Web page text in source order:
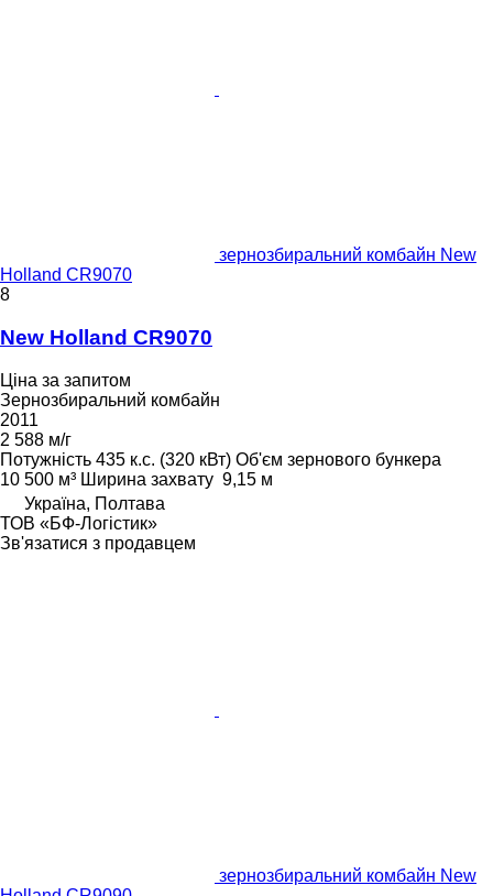
зернозбиральний комбайн New
Holland CR9070
8
New Holland CR9070
Ціна за запитом
Зернозбиральний комбайн
2011
2 588 м/г
Потужність 435 к.с. (320 кВт) Об'єм зернового бункера
10 500 м³ Ширина захвату 9,15 м
Україна, Полтава
ТОВ «БФ-Логістик»
Зв'язатися з продавцем
зернозбиральний комбайн New